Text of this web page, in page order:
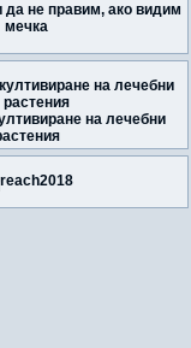
да не правим, ако видим
мечка
на лечебни